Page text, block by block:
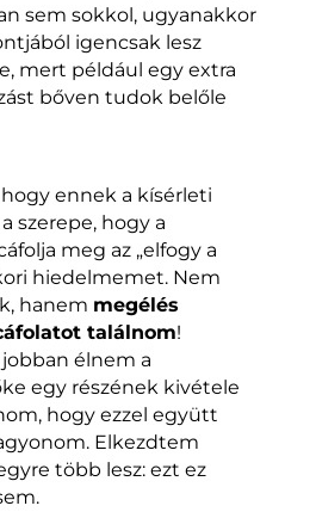
sem sokkol, ugyanakkor
igencsak lesz
mert például egy extra
bőven tudok belőle
ennek a kísérleti
szerepe, hogy a
meg az „elfogy a
hiedelmemet. Nem
hanem megélés
találnom!
élnem a
egy részének kivétele
hogy ezzel együtt
Elkezdtem
több lesz: ezt ez